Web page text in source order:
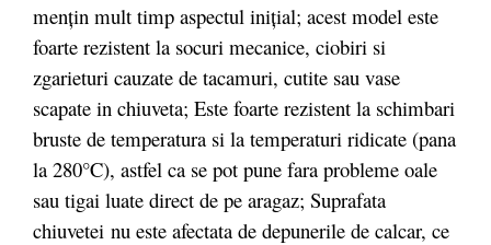
mențin mult timp aspectul inițial; acest model este
foarte rezistent la socuri mecanice, ciobiri si
zgarieturi cauzate de tacamuri, cutite sau vase
scapate in chiuveta; Este foarte rezistent la schimbari
bruste de temperatura si la temperaturi ridicate (pana
la 280°C), astfel ca se pot pune fara probleme oale
sau tigai luate direct de pe aragaz; Suprafata
chiuvetei nu este afectata de depunerile de calcar, ce